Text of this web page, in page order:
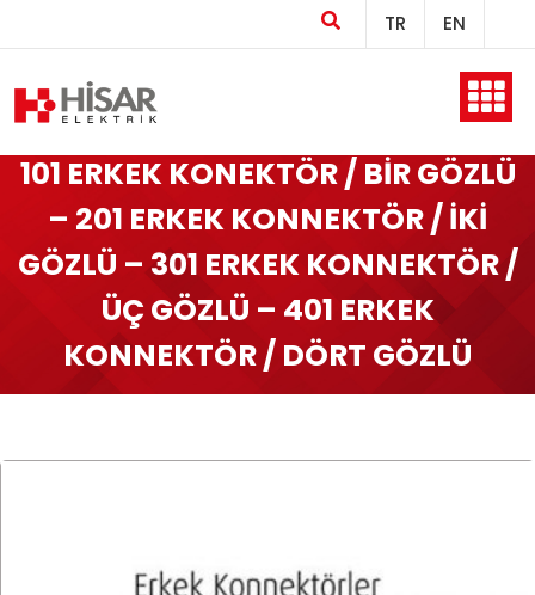
Kurumsal
Ürünler
Üretim
Teknik Bilgiler
TR EN
101 ERKEK KONEKTÖR / BİR GÖZLÜ
– 201 ERKEK KONNEKTÖR / İKİ
GÖZLÜ – 301 ERKEK KONNEKTÖR /
ÜÇ GÖZLÜ – 401 ERKEK
KONNEKTÖR / DÖRT GÖZLÜ